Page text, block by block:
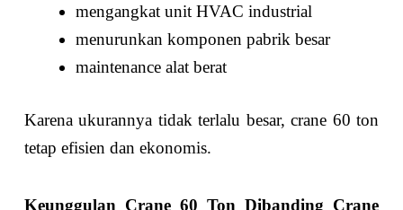
mengangkat unit HVAC industrial
menurunkan komponen pabrik besar
maintenance alat berat
Karena ukurannya tidak terlalu besar, crane 60 ton
tetap efisien dan ekonomis.
Keunggulan Crane 60 Ton Dibanding Crane